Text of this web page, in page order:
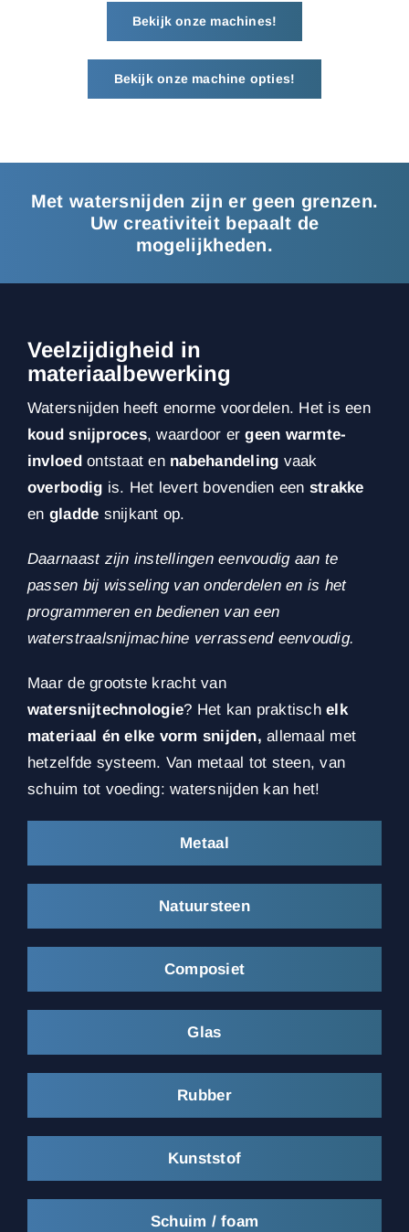
Bekijk onze machines!
Bekijk onze machine opties!
Met watersnijden zijn er geen grenzen.
Uw creativiteit bepaalt de
mogelijkheden.
Veelzijdigheid in
materiaalbewerking
Watersnijden heeft enorme voordelen. Het is een
koud snijproces, waardoor ergeen warmte-
invloedontstaat en nabehandeling vaak
overbodig is. Het levert bovendien een strakke
en gladde snijkant op.
Daarnaast zijn instellingen eenvoudig aan te
passen bij wisseling van onderdelen en is het
programmeren en bedienen van een
waterstraalsnijmachine verrassend eenvoudig.
Maar de grootste kracht van
watersnijtechnologie? Het kan praktischelk
materiaal én elke vorm snijden, allemaal met
hetzelfde systeem. Van metaal tot steen, van
schuim tot voeding: watersnijden kan het!
Metaal
Natuursteen
Composiet
Glas
Rubber
Kunststof
Schuim / foam